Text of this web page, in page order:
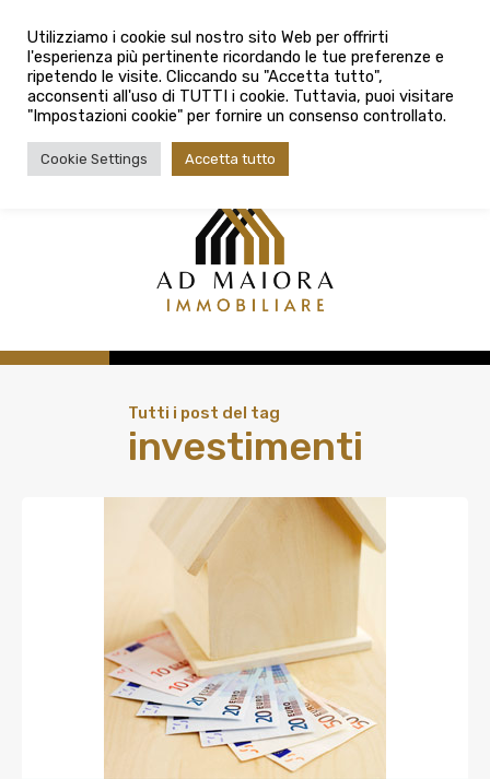
080 3759025
Città
Tipologia contratto
Tipologia contratto
Tutti i post del tag
investimenti
Utilizziamo i cookie sul nostro sito Web per offrirti
l'esperienza più pertinente ricordando le tue preferenze e
ripetendo le visite. Cliccando su "Accetta tutto",
acconsenti all'uso di TUTTI i cookie. Tuttavia, puoi visitare
"Impostazioni cookie" per fornire un consenso controllato.
Cookie Settings Accetta tutto